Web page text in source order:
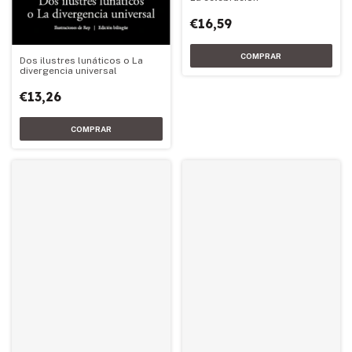
Dos ilustres lunáticos o La
divergencia universal
€13,26
€16,59